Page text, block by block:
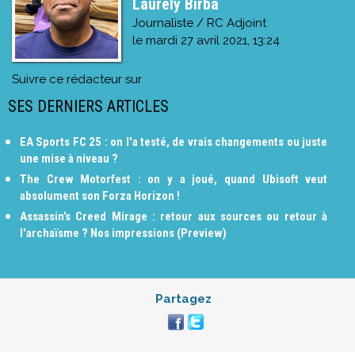
Journaliste / RC Adjoint
le mardi 27 avril 2021, 13:24
Suivre ce rédacteur sur
SES DERNIERS ARTICLES
EA Sports FC 25 : on l'a testé, de vrais changements ou juste
une mise à niveau ?
The Crew Motorfest : on y a joué, quand Ubisoft veut
absolument son Forza Horizon !
Assassin’s Creed Mirage : retour aux sources ou retour à
l'archaïsme ? Nos impressions (Preview)
Partagez